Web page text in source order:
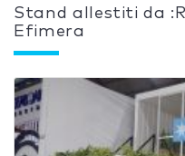
Stand allestiti da
Efimera